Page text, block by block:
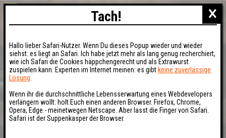
×
Tach!
Hallo lieber Safari-Nutzer. Wenn Du dieses Popup wieder und wieder
siehst: es liegt an Safari. Ich habe jetzt mehr als lang genug recherchiert,
wie ich Safari die Cookies häppchengerecht und als Extrawurst
zuspielen kann. Experten im Internet meinen: es gibt keine zuverlässige
Lösung
Wenn ihr die durchschnittliche Lebensserwartung eines Webdevelopers
verlängern wollt: holt Euch einen anderen Browser. Firefox, Chrome,
Opera, Edge - meinetwegen Netscape. Aber lasst die Finger von Safari.
Safari ist der Suppenkasper der Browser.